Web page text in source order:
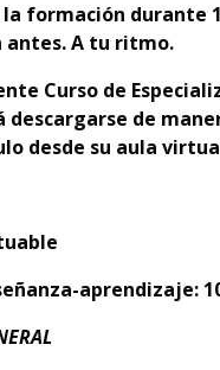
la formación durante
antes. A tu ritmo.
Curso de
descargarse de
desde su aula
aprendizaje: